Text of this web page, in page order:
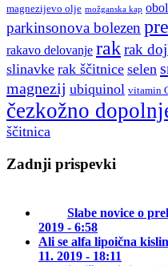
magnezijevo olje možganska kap
parkinsonova bolezen
rakavo delovanje rakrak
slinavke rak ščitnice selen
magnezij ubiquinol vitamin
čezkožno
ščitnica
Zadnji prispevki
Slabe novice o
2019 - 6:58
Ali se alfa lipoična
11. 2019 - 18:11